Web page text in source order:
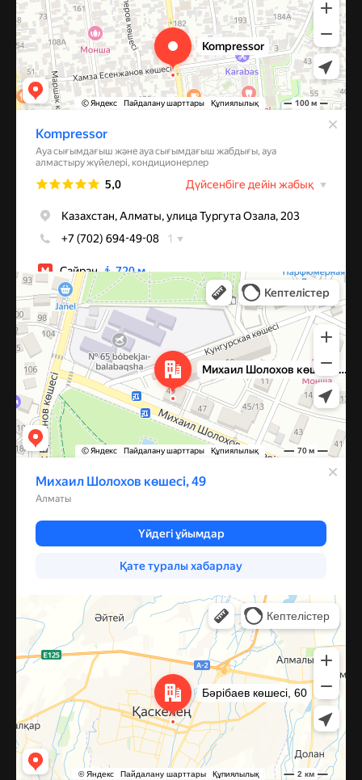
Алматы
Улица Михаила Шолохова, 49 — Яндекс Карты
Улица Барибаева, 60 — Яндекс Карты